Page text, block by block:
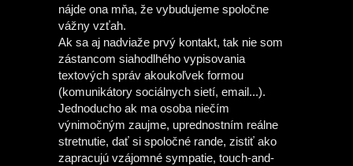
nájde ona mňa, že vybudujeme spoločne
vážny vzťah.
Ak sa aj nadviaže prvý kontakt, tak nie som
zástancom siahodlhého vypisovania
textových správ akoukoľvek formou
(komunikátory sociálnych sietí, email...).
Jednoducho ak ma osoba niečím
výnimočným zaujme, uprednostním reálne
stretnutie, dať si spoločné rande, zistiť ako
zapracujú vzájomné sympatie, touch-and-